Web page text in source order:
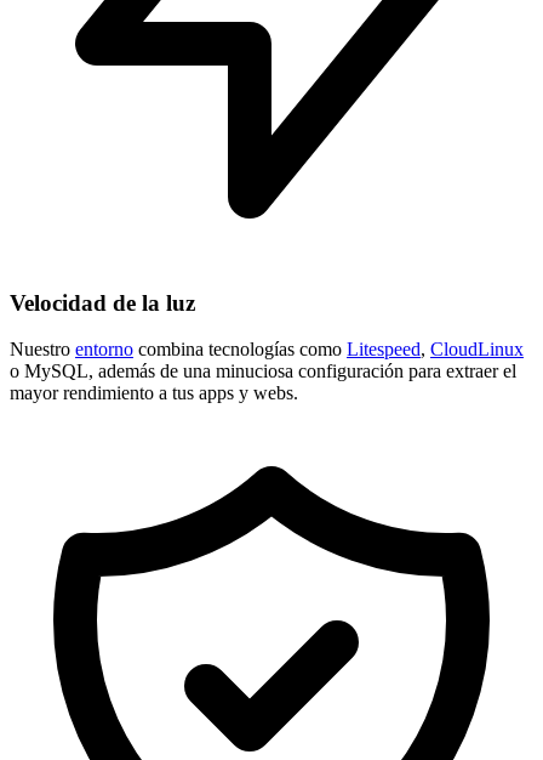
Velocidad de la luz
Nuestro entorno combina tecnologías como Litespeed, CloudLinux
o MySQL, además de una minuciosa configuración para extraer el
mayor rendimiento a tus apps y webs.